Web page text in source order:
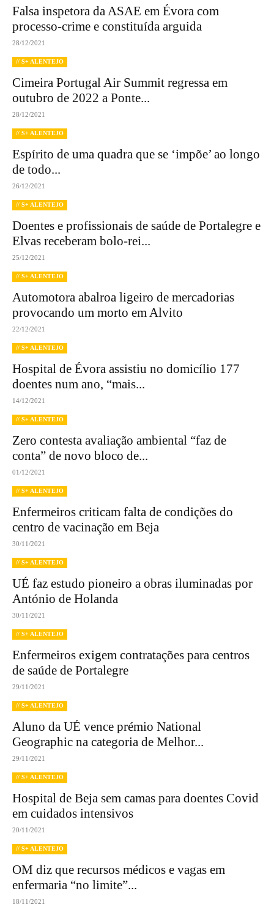
Falsa inspetora da ASAE em Évora com
processo-crime e constituída arguida
28/12/2021
// S+ ALENTEJO
Cimeira Portugal Air Summit regressa em
outubro de 2022 a Ponte...
28/12/2021
// S+ ALENTEJO
Espírito de uma quadra que se ‘impõe’ ao longo
de todo...
26/12/2021
// S+ ALENTEJO
Doentes e profissionais de saúde de Portalegre e
Elvas receberam bolo-rei...
25/12/2021
// S+ ALENTEJO
Automotora abalroa ligeiro de mercadorias
provocando um morto em Alvito
22/12/2021
// S+ ALENTEJO
Hospital de Évora assistiu no domicílio 177
doentes num ano, “mais...
14/12/2021
// S+ ALENTEJO
Zero contesta avaliação ambiental “faz de
conta” de novo bloco de...
01/12/2021
// S+ ALENTEJO
Enfermeiros criticam falta de condições do
centro de vacinação em Beja
30/11/2021
// S+ ALENTEJO
UÉ faz estudo pioneiro a obras iluminadas por
António de Holanda
30/11/2021
// S+ ALENTEJO
Enfermeiros exigem contratações para centros
de saúde de Portalegre
29/11/2021
// S+ ALENTEJO
Aluno da UÉ vence prémio National
Geographic na categoria de Melhor...
29/11/2021
// S+ ALENTEJO
Hospital de Beja sem camas para doentes Covid
em cuidados intensivos
20/11/2021
// S+ ALENTEJO
OM diz que recursos médicos e vagas em
enfermaria “no limite”...
18/11/2021